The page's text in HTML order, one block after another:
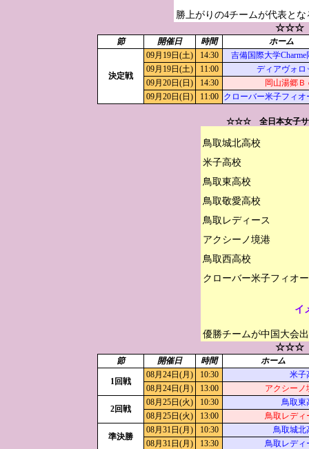
勝上がりの4チームが代表とな
☆☆☆
節 開催日 時間 ホーム
決定戦
09月19日(土) 14:30
吉備国際大学
09月19日(土)
11:00
ディアヴォロ
09月20日(日)
14:30
岡山湯郷Ｂ
09月20日(日)
11:00 クローバー米子フィオ
☆☆☆ 全日本女子サ
鳥取城北高校
米子高校
鳥取東高校
鳥取敬愛高校
鳥取レディース
アクシーノ境港
鳥取西高校
イ
優勝チームが中国大会
☆☆☆
節 開催日 時間 ホーム
1回戦
08月24日(月) 10:30
米子
08月24日(月)
13:00 アクシーノ
2回戦
08月25日(火) 10:30
鳥取東
08月25日(火)
13:00 鳥取レディ
準決勝
08月31日(月) 10:30
鳥取城北
08月31日(月)
13:30
鳥取レディ